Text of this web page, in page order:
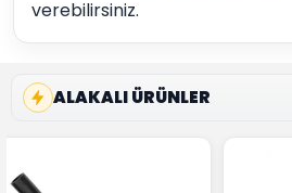
verebilirsiniz.
ALAKALI ÜRÜNLER